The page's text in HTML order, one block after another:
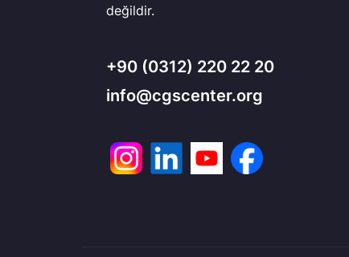
değildir.
+90 (0312) 220 22 20
info@cgscenter.org